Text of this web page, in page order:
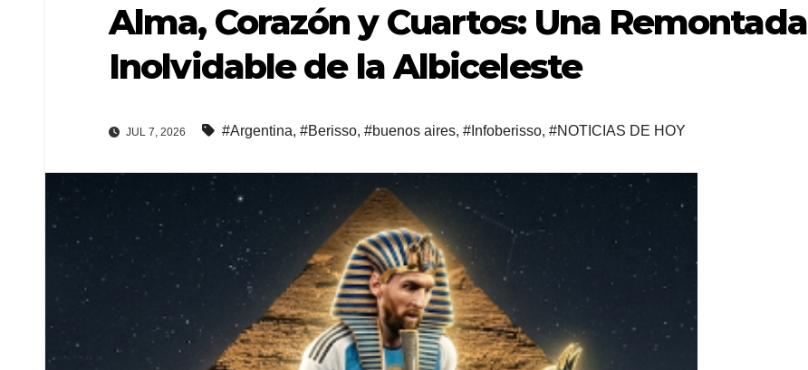
Alma, Corazón y Cuartos: Una Remontada
Inolvidable de la Albiceleste
JUL 7, 2026 #Argentina, #Berisso, #buenos aires, #Infoberisso, #NOTICIAS DE HOY